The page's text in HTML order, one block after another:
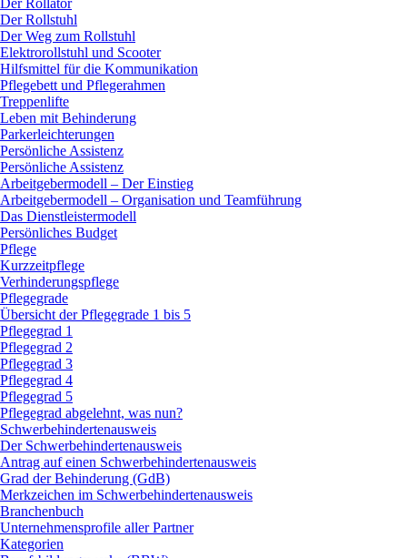
Der Rollator
Der Rollstuhl
Der Weg zum Rollstuhl
Elektrorollstuhl und Scooter
Hilfsmittel für die Kommunikation
Pflegebett und Pflegerahmen
Treppenlifte
Leben mit Behinderung
Parkerleichterungen
Persönliche Assistenz
Persönliche Assistenz
Arbeitgebermodell – Der Einstieg
Arbeitgebermodell – Organisation und Teamführung
Das Dienstleistermodell
Persönliches Budget
Pflege
Kurzzeitpflege
Verhinderungspflege
Pflegegrade
Übersicht der Pflegegrade 1 bis 5
Pflegegrad 1
Pflegegrad 2
Pflegegrad 3
Pflegegrad 4
Pflegegrad 5
Pflegegrad abgelehnt, was nun?
Schwerbehindertenausweis
Der Schwerbehindertenausweis
Antrag auf einen Schwerbehindertenausweis
Grad der Behinderung (GdB)
Merkzeichen im Schwerbehindertenausweis
Branchenbuch
Unternehmensprofile aller Partner
Kategorien